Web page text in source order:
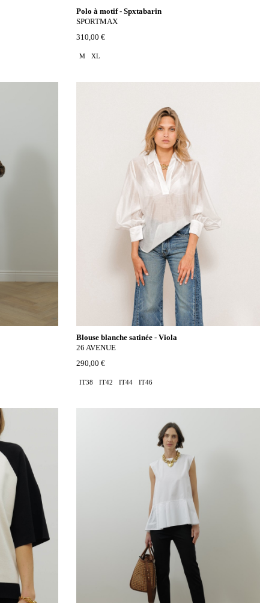
Polo à motif - Spxtabarin
SPORTMAX
310,00 €
M XL
Blouse blanche satinée - Viola
26 AVENUE
290,00 €
IT38 IT42 IT44 IT46